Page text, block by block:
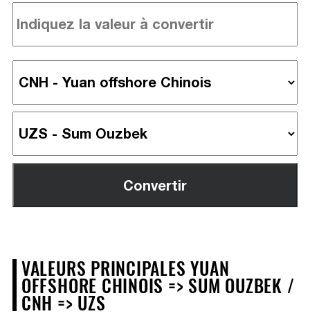
VALEURS PRINCIPALES YUAN
OFFSHORE CHINOIS => SUM OUZBEK /
CNH => UZS